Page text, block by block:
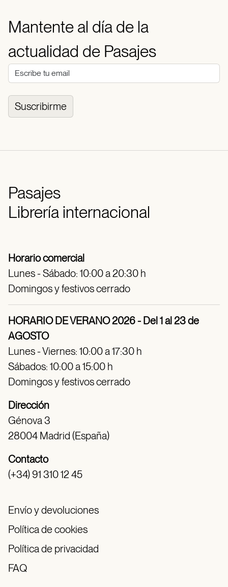
Mantente al día de la
actualidad de Pasajes
Suscribirme
Pasajes
Librería internacional
Horario comercial
Lunes - Sábado: 10:00 a 20:30 h
Domingos y festivos cerrado
HORARIO DE VERANO 2026 - Del 1 al 23 de
AGOSTO
Lunes - Viernes: 10:00 a 17:30 h
Sábados: 10:00 a 15:00 h
Domingos y festivos cerrado
Dirección
Génova 3
28004 Madrid (España)
Contacto
(+34) 91 310 12 45
Envío y devoluciones
Política de cookies
Política de privacidad
FAQ